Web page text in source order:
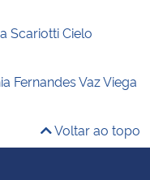
Scariotti Cielo
Fernandes Vaz Viega
Voltar ao topo